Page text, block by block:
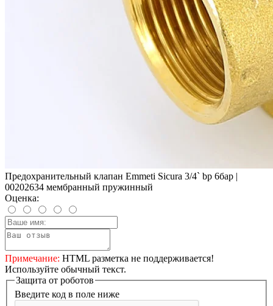
Предохранительный клапан Emmeti Sicura 3/4` bp 6бар |
00202634 мембранный пружинный
Оценка:
Примечание: HTML разметка не поддерживается!
Используйте обычный текст.
Защита от роботов
Введите код в поле ниже